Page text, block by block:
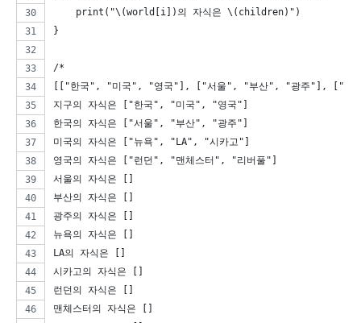
    print("\(world[i])의 자식은 \(children)")
}
/*
[["한국", "미국", "영국"], ["서울", "부산", "광주"],
지구의 자식은 ["한국", "미국", "영국"]
한국의 자식은 ["서울", "부산", "광주"]
미국의 자식은 ["뉴욕", "LA", "시카고"]
영국의 자식은 ["런던", "맨체스터", "리버풀"]
서울의 자식은 []
부산의 자식은 []
광주의 자식은 []
뉴욕의 자식은 []
LA의 자식은 []
시카고의 자식은 []
런던의 자식은 []
맨체스터의 자식은 []